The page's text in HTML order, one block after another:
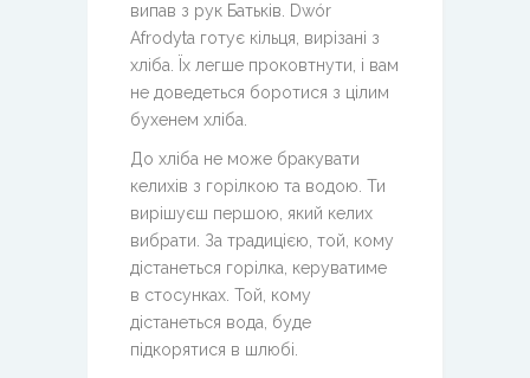
випав з рук Батьків. Dwór
Afrodyta готує кільця, вирізані з
хліба. Їх легше проковтнути, і вам
не доведеться боротися з цілим
бухенем хліба.
До хліба не може бракувати
келихів з горілкою та водою. Ти
вирішуєш першою, який келих
вибрати. За традицією, той, кому
дістанеться горілка, керуватиме
в стосунках. Той, кому
дістанеться вода, буде
підкорятися в шлюбі.